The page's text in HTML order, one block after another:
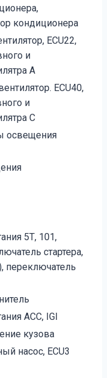
кондиционера
ECU22,
и
А
ЕСU40,
и
С
освещения
5Т, 101,
стартера,
переключатель
АСС, IGI
кузова
насос, ЕСU3